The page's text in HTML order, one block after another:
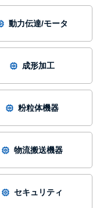
動力伝達/モータ
成形加工
粉粒体機器
物流搬送機器
セキュリティ